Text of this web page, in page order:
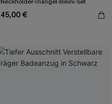
45,00 €